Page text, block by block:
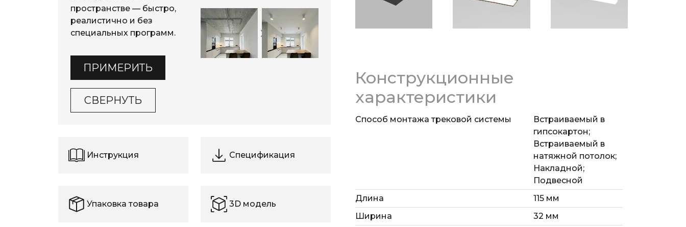
пространстве — быстро,
реалистично и без
специальных программ.
ПРИМЕРИТЬ
СВЕРНУТЬ
Инструкция Спецификация
Упаковка товара 3D модель
Конструкционные
характеристики
Способ монтажа трековой системы
Встраиваемый в
гипсокартон;
Встраиваемый в
натяжной потолок;
Накладной;
Подвесной
Длина
115 мм
Ширина
32 мм